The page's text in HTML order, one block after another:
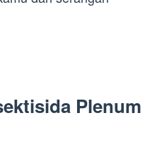
Plenum